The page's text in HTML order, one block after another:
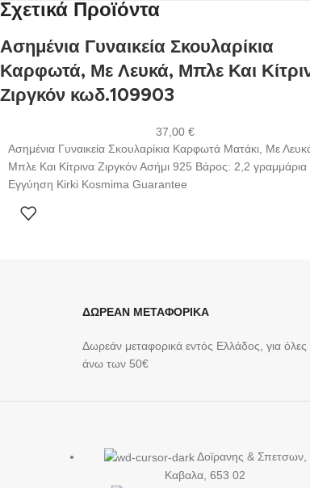
Σχετικά Προϊόντα
Ασημένια Γυναικεία Σκουλαρίκια
Καρφωτά, Με Λευκά, Μπλε Και
Ζιργκόν κωδ.109903
37,00€
Ασημένια Γυναικεία Σκουλαρίκια Καρφωτά Ματάκι, Με
Μπλε Και Κίτρινα Ζιργκόν Ασήμι 925 Βάρος: 2,2 γραμμάρια
Εγγύηση Kirki Kosmima Guarantee
ΔΩΡΕΑΝ ΜΕΤΑΦΟΡΙΚΑ
Δωρεάν μεταφορικά εντός Ελλάδος, για όλες
άνω των 50€
Δοϊρανης & Σπετσων,
Καβαλα, 653 02